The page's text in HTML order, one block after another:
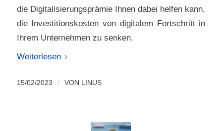
die Digitalisierungsprämie Ihnen dabei helfen kann,
die Investitionskosten von digitalem Fortschritt in
Ihrem Unternehmen zu senken.
Weiterlesen
15/02/2023 / VON LINUS